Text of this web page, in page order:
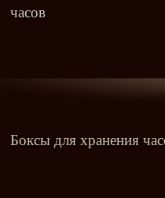
часов
Боксы для хранения